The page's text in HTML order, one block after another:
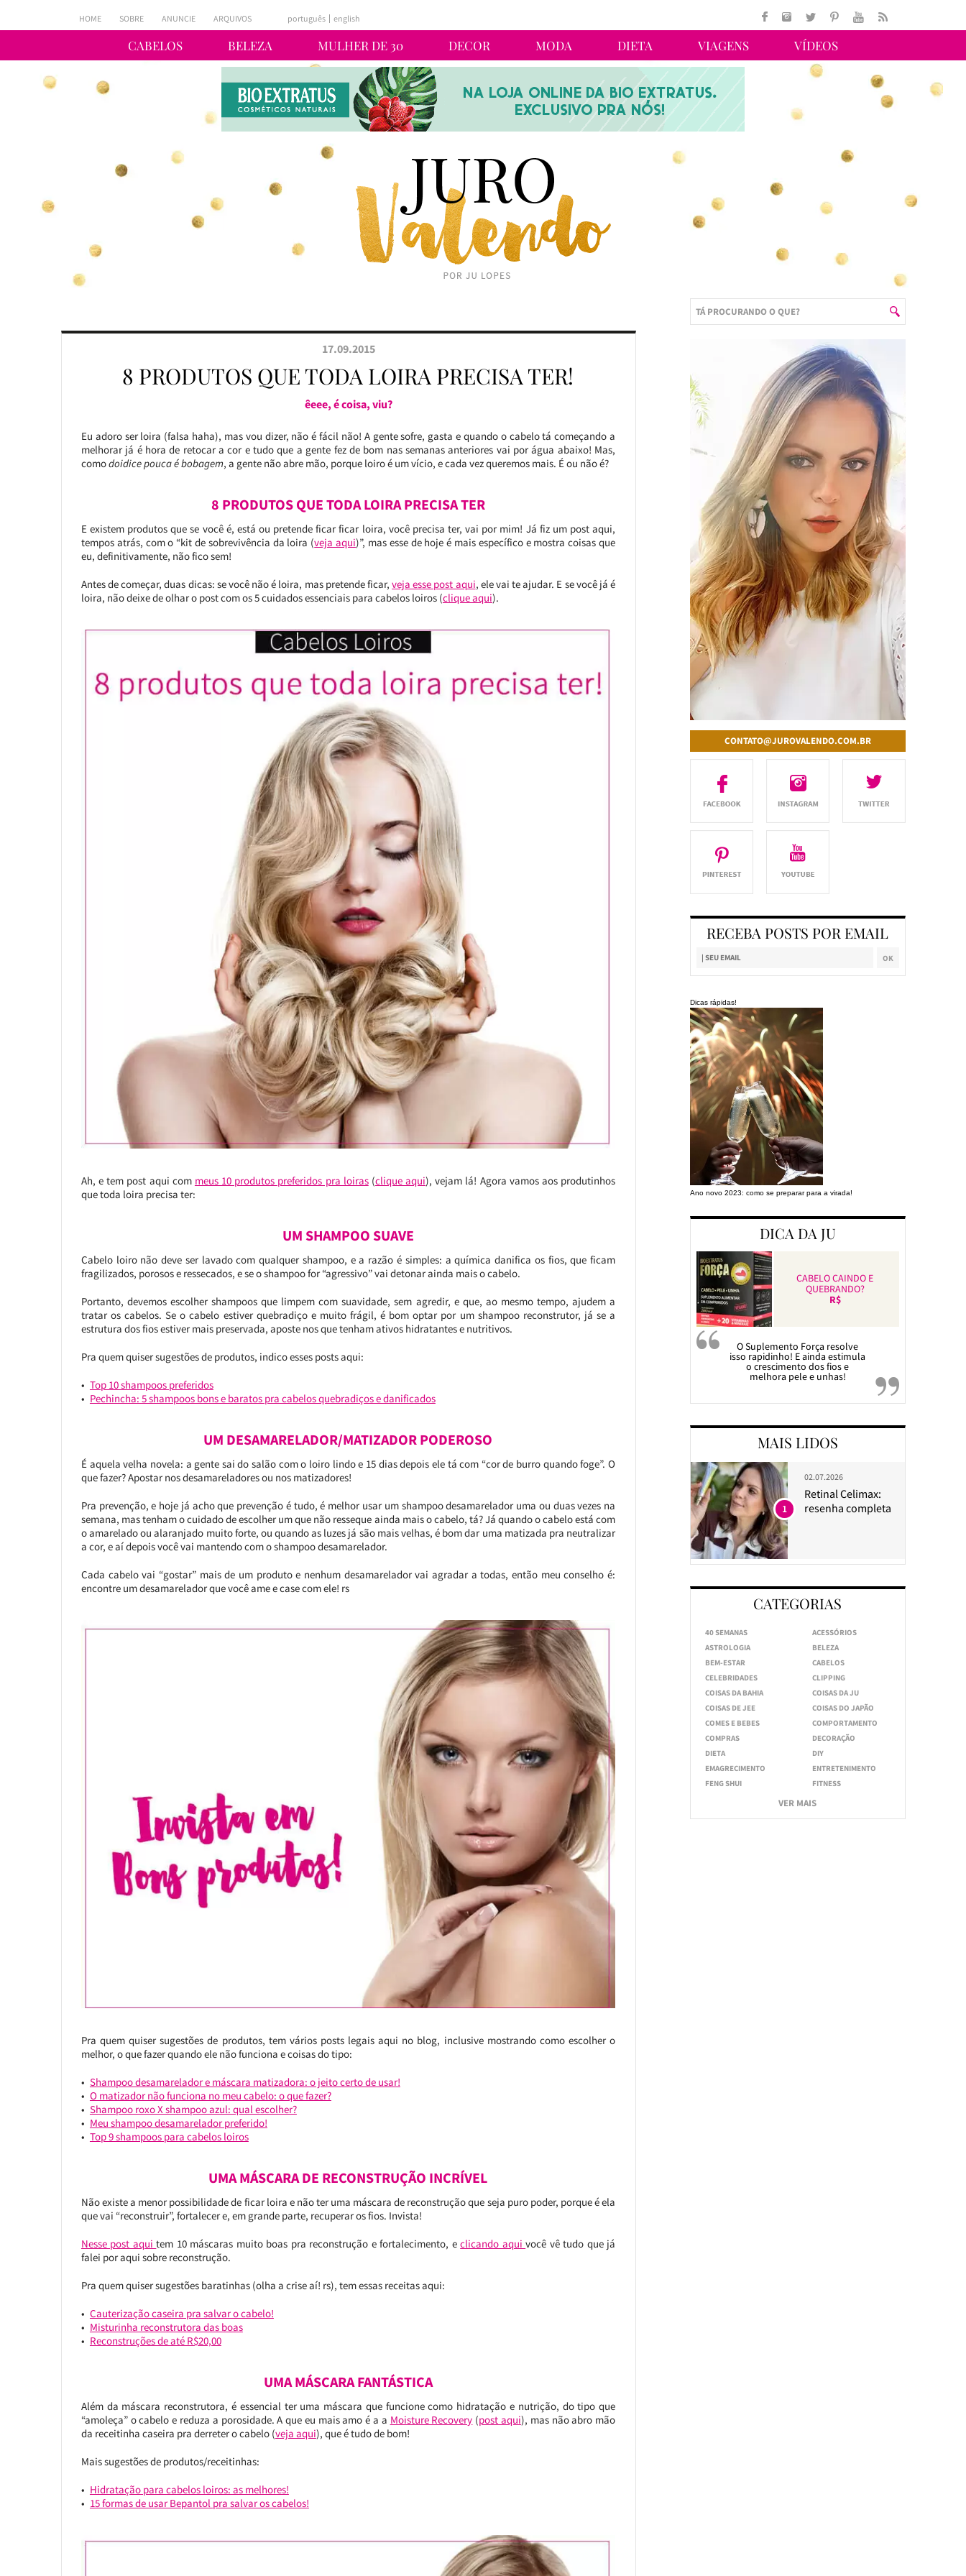
CABELOS BELEZA MULHER DE 30 DECOR MODA DIETA VIAGENS VÍDEOS
HOME SOBRE ANUNCIE ARQUIVOS português english
17.09.2015
8 PRODUTOS QUE TODA LOIRA PRECISA TER!
êeee, é coisa, viu?
Eu adoro ser loira (falsa haha), mas vou dizer, não é fácil não! A gente sofre, gasta e quando o cabelo tá começando a
melhorar já é hora de retocar a cor e tudo que a gente fez de bom nas semanas anteriores vai por água abaixo! Mas,
comodoidice pouca é bobagem, a gente não abre mão, porque loiro é um vício, e cada vez queremos mais. É ou não é?
8 PRODUTOS QUE TODA LOIRA PRECISA TER
E existem produtos que se você é, está ou pretende ficar ficar loira, você precisa ter, vai por mim! Já fiz um post aqui,
tempos atrás, com o “kit de sobrevivência da loira (veja aqui)”, mas esse de hoje é mais específico e mostra coisas que
eu, definitivamente, não fico sem!
Antes de começar, duas dicas: se você não é loira, mas pretende ficar,veja esse post aqui, ele vai te ajudar. E se você já é
loira, não deixe de olhar o post com os 5 cuidados essenciais para cabelos loiros (clique aqui).
Ah, e tem post aqui com meus 10 produtos preferidos pra loiras(clique aqui), vejam lá! Agora vamos aos produtinhos
que toda loira precisa ter:
UM SHAMPOO SUAVE
Cabelo loiro não deve ser lavado com qualquer shampoo, e a razão é simples: a química danifica os fios, que ficam
fragilizados, porosos e ressecados, e se o shampoo for “agressivo” vai detonar ainda mais o cabelo.
Portanto, devemos escolher shampoos que limpem com suavidade, sem agredir, e que, ao mesmo tempo, ajudem a
tratar os cabelos. Se o cabelo estiver quebradiço e muito frágil, é bom optar por um shampoo reconstrutor, já se a
estrutura dos fios estiver mais preservada, aposte nos que tenham ativos hidratantes e nutritivos.
Pra quem quiser sugestões de produtos, indico esses posts aqui:
Top 10 shampoos preferidos
Pechincha: 5 shampoos bons e baratos pra cabelos quebradiços e danificados
UM DESAMARELADOR/MATIZADOR PODEROSO
É aquela velha novela: a gente sai do salão com o loiro lindo e 15 dias depois ele tá com “cor de burro quando foge”. O
que fazer? Apostar nos desamareladores ou nos matizadores!
Pra prevenção, e hoje já acho que prevenção é tudo, é melhor usar um shampoo desamarelador uma ou duas vezes na
semana, mas tenham o cuidado de escolher um que não resseque ainda mais o cabelo, tá? Já quando o cabelo está com
o amarelado ou alaranjado muito forte, ou quando as luzes já são mais velhas, é bom dar uma matizada pra neutralizar
a cor, e aí depois você vai mantendo com o shampoo desamarelador.
Cada cabelo vai “gostar” mais de um produto e nenhum desamarelador vai agradar a todas, então meu conselho é:
encontre um desamarelador que você ame e case com ele! rs
Pra quem quiser sugestões de produtos, tem vários posts legais aqui no blog, inclusive mostrando como escolher o
melhor, o que fazer quando ele não funciona e coisas do tipo:
Shampoo desamarelador e máscara matizadora: o jeito certo de usar!
O matizador não funciona no meu cabelo: o que fazer?
Shampoo roxo X shampoo azul: qual escolher?
Meu shampoo desamarelador preferido!
Top 9 shampoos para cabelos loiros
UMA MÁSCARA DE RECONSTRUÇÃO INCRÍVEL
Não existe a menor possibilidade de ficar loira e não ter uma máscara de reconstrução que seja puro poder, porque é ela
que vai “reconstruir”, fortalecer e, em grande parte, recuperar os fios. Invista!
Nesse post aquitem 10 máscaras muito boas pra reconstrução e fortalecimento, eclicando aquivocê vê tudo que já
falei por aqui sobre reconstrução.
Pra quem quiser sugestões baratinhas (olha a crise aí! rs), tem essas receitas aqui:
Cauterização caseira pra salvar o cabelo!
Misturinha reconstrutora das boas
Reconstruções de até R$20,00
UMA MÁSCARA FANTÁSTICA
Além da máscara reconstrutora, é essencial ter uma máscara que funcione como hidratação e nutrição, do tipo que
“amoleça” o cabelo e reduza a porosidade. A que eu mais amo é a a Moisture Recovery (post aqui), mas não abro mão
da receitinha caseira pra derreter o cabelo (veja aqui), que é tudo de bom!
Mais sugestões de produtos/receitinhas:
Hidratação para cabelos loiros: as melhores!
15 formas de usar Bepantol pra salvar os cabelos!
CONTATO@JUROVALENDO.COM.BR
RECEBA POSTS POR EMAIL
Dicas rápidas!
Ano novo 2023: como se preparar para a virada!
DICA DA JU
CABELO CAINDO E
QUEBRANDO?
R$
O Suplemento Força resolve
isso rapidinho! E ainda estimula
o crescimento dos fios e
melhora pele e unhas!
MAIS LIDOS
02.07.2026
Retinal Celimax:
resenha completa
1
CATEGORIAS
40 SEMANAS
ACESSÓRIOS
ASTROLOGIA
BELEZA
BEM-ESTAR
CABELOS
CELEBRIDADES
CLIPPING
COISAS DA BAHIA
COISAS DA JU
COISAS DE JEE
COISAS DO JAPÃO
COMES E BEBES
COMPORTAMENTO
COMPRAS
DECORAÇÃO
DIETA
DIY
EMAGRECIMENTO
ENTRETENIMENTO
FENG SHUI
FITNESS
VER MAIS